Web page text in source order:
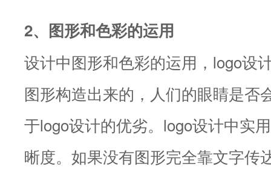
2、图形和色彩的运用
设计中图形和色彩的运用，logo设
图形构造出来的，人们的眼睛是否
于logo设计的优劣。logo设计中实
晰度。如果没有图形完全靠文字传